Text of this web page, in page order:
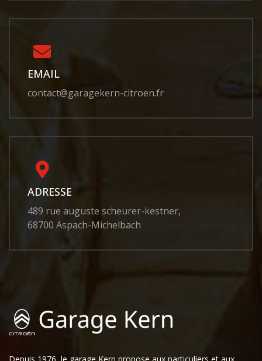
EMAIL
contact@garagekern-citroen.fr
ADRESSE
489 rue auguste scheurer-kestner,
68700 Aspach-Michelbach
Depuis 1976, le garage Kern propose aux particuliers et aux